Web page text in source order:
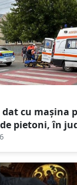
cu mașina
pietoni, în